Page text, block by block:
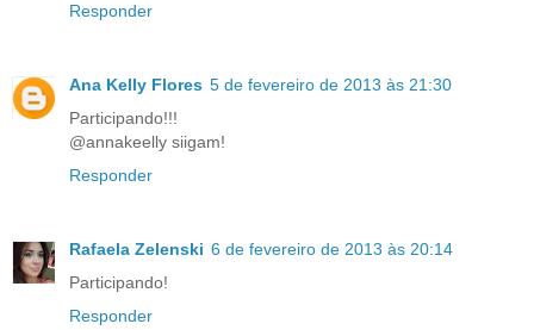
Responder
Ana Kelly Flores 5 de fevereiro de 2013 às 21:30
Participando!!!
@annakeelly siigam!
Responder
Rafaela Zelenski 6 de fevereiro de 2013 às 20:14
Participando!
Responder